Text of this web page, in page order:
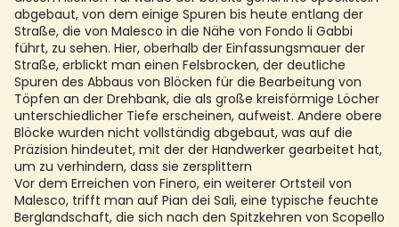
abgebaut, von dem einige Spuren bis heute entlang der
Straße, die von Malesco in die Nähe von Fondo li Gabbi
führt, zu sehen. Hier, oberhalb der Einfassungsmauer der
Straße, erblickt man einen Felsbrocken, der deutliche
Spuren des Abbaus von Blöcken für die Bearbeitung von
Töpfen an der Drehbank, die als große kreisförmige Löcher
unterschiedlicher Tiefe erscheinen, aufweist. Andere obere
Blöcke wurden nicht vollständig abgebaut, was auf die
Präzision hindeutet, mit der der Handwerker gearbeitet hat,
um zu verhindern, dass sie zersplittern
Vor dem Erreichen von Finero, ein weiterer Ortsteil von
Malesco, trifft man auf Pian dei Sali, eine typische feuchte
Berglandschaft, die sich nach den Spitzkehren von Scopello